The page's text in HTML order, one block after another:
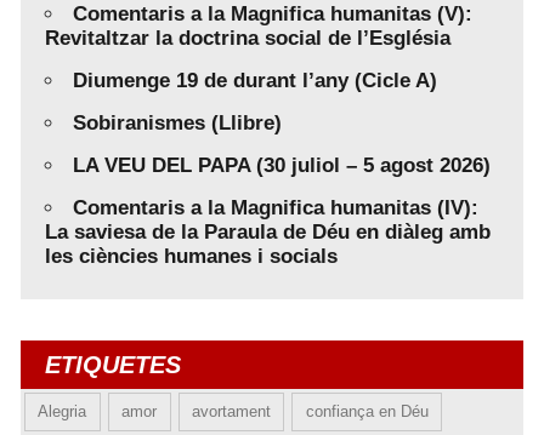
Comentaris a la Magnifica humanitas (V):
Revitaltzar la doctrina social de l’Església
Diumenge 19 de durant l’any (Cicle A)
Sobiranismes (Llibre)
LA VEU DEL PAPA (30 juliol – 5 agost 2026)
Comentaris a la Magnifica humanitas (IV):
La saviesa de la Paraula de Déu en diàleg amb
les ciències humanes i socials
ETIQUETES
Alegria amor avortament confiança en Déu